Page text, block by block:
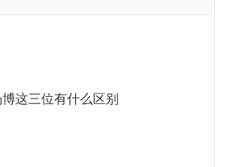
这三位有什么区别